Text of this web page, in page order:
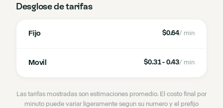
Desglose de tarifas
Fijo $0.64/ min
Movil $0.31 - 0.43/ min
Las tarifas mostradas son estimaciones promedio. El costo final por
minuto puede variar ligeramente segun su numero y el prefijo